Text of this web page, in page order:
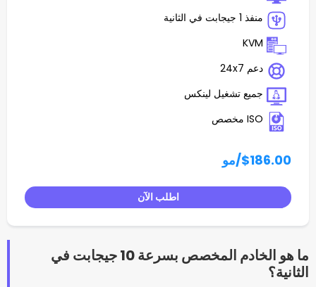
لينكس
ما هو الخادم المخصص بسرعة 10 جيجابت في